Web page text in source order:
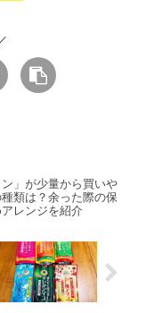
」が少量から買いや
類は？余った際の保
レンジを紹介